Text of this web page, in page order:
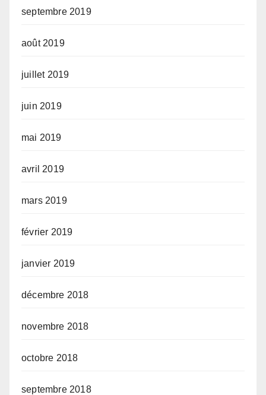
septembre 2019
août 2019
juillet 2019
juin 2019
mai 2019
avril 2019
mars 2019
février 2019
janvier 2019
décembre 2018
novembre 2018
octobre 2018
septembre 2018